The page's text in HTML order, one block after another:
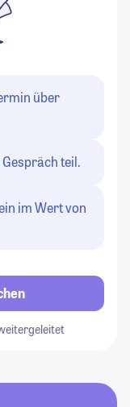
über
teil.
im Wert von